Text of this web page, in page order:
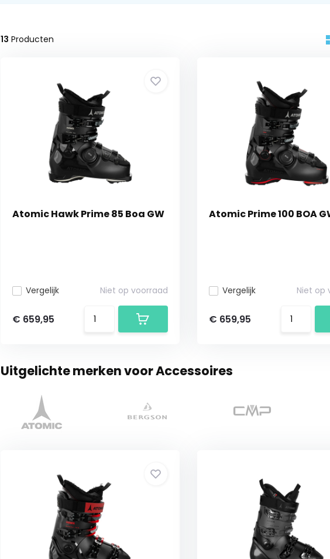
13 Producten
Atomic Hawk Prime 85 Boa GW
Vergelijk Niet op voorraad
€ 659,95
Atomic Prime 100 BOA
Vergelijk Niet op
€ 659,95
Uitgelichte merken voor Accessoires